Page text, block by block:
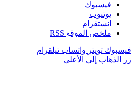
فيسبوك
يوتيوب
انستقرام
ملخص الموقع RSS
فيسبوك تويتر واتساب تيلقرام
زر الذهاب إلى الأعلى